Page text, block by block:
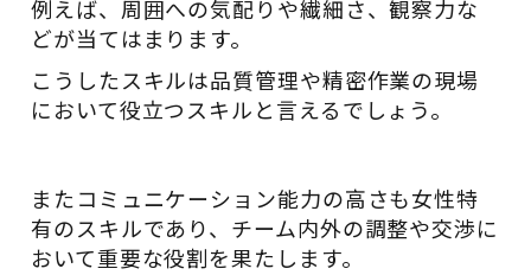
例えば、周囲への気配りや繊細さ、観察力な
どが当てはまります。
こうしたスキルは品質管理や精密作業の現場
において役立つスキルと言えるでしょう。
またコミュニケーション能力の高さも女性特
有のスキルであり、チーム内外の調整や交渉に
おいて重要な役割を果たします。